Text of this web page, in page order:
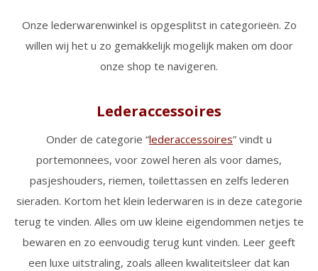
Onze lederwarenwinkel is opgesplitst in categorieën. Zo
willen wij het u zo gemakkelijk mogelijk maken om door
onze shop te navigeren.
Lederaccessoires
Onder de categorie “lederaccessoires” vindt u
portemonnees, voor zowel heren als voor dames,
pasjeshouders, riemen, toilettassen en zelfs lederen
sieraden. Kortom het klein lederwaren is in deze categorie
terug te vinden. Alles om uw kleine eigendommen netjes te
bewaren en zo eenvoudig terug kunt vinden. Leer geeft
een luxe uitstraling, zoals alleen kwaliteitsleer dat kan